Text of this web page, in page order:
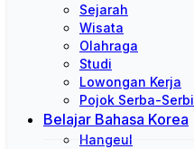
Sejarah
Wisata
Olahraga
Studi
Lowongan Kerja
Pojok Serba-Serbi
Belajar Bahasa Korea
Hangeul